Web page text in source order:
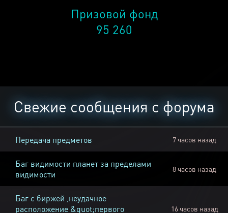
Призовой фонд
95 260
Свежие сообщения с форума
Передача предметов 7 часов назад
Баг видимости планет за пределами
видимости
8 часов назад
Баг с биржей ,неудачное
расположение &quot;первого
16 часов назад